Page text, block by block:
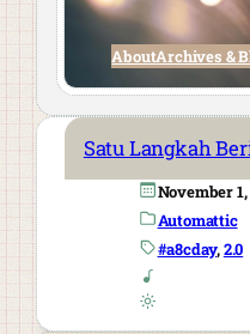
AboutArchives &
Satu Langkah
November 1,
Automattic
#a8cday, 2.0